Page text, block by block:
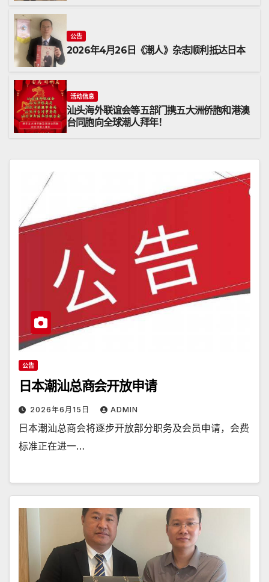
公告
2026年4月26日《潮人》杂志顺利抵达日本
活动信息
汕头海外联谊会等五部门携五大洲侨胞和港澳
台同胞向全球潮人拜年！
公告
日本潮汕总商会开放申请
2026年6月15日 ADMIN
日本潮汕总商会将逐步开放部分职务及会员申请，会费
标准正在进一…